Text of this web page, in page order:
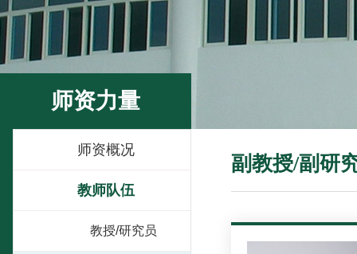
师资力量
师资概况
教师队伍
教授/研究员
副教授/副研